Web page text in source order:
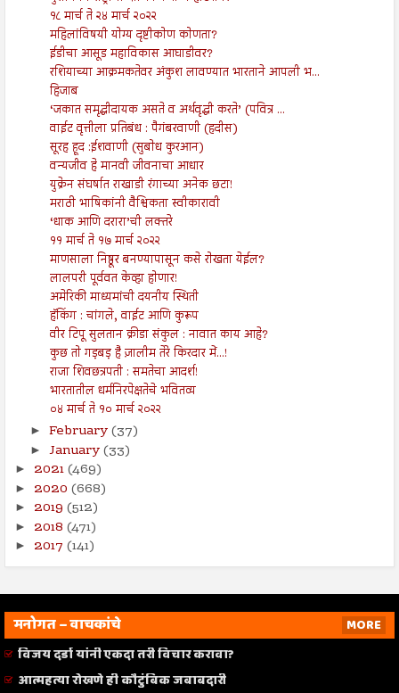
१८ मार्च ते २४ मार्च २०२२
महिलांविषयी योग्य दृष्टीकोण कोणता?
ईडीचा आसूड महाविकास आघाडीवर?
रशियाच्या आक्रमकतेवर अंकुश लावण्यात भारताने आपली भ...
हिजाब
‘जकात समृद्धीदायक असते व अर्थवृद्धी करते’ (पवित्र ...
वाईट वृत्तीला प्रतिबंध : पैगंबरवाणी (हदीस)
सूरह हूद :ईशवाणी (सुबोध कुरआन)
वन्यजीव हे मानवी जीवनाचा आधार
युक्रेन संघर्षात राखाडी रंगाच्या अनेक छटा!
मराठी भाषिकांनी वैश्विकता स्वीकारावी
‘धाक आणि दरारा’ची लक्तरे
११ मार्च ते १७ मार्च २०२२
माणसाला निष्ठूर बनण्यापासून कसे रोखता येईल?
लालपरी पूर्ववत केव्हा होणार!
अमेरिकी माध्यमांची दयनीय स्थिती
हॅकिंग : चांगले, वाईट आणि कुरूप
वीर टिपू सुलतान क्रीडा संकुल : नावात काय आहे?
कुछ तो गड़बड़ है ज़ालीम तेरे किरदार में...!
राजा शिवछत्रपती : समतेचा आदर्श!
भारतातील धर्मनिरपेक्षतेचे भवितव्य
०४ मार्च ते १० मार्च २०२२
► February(37)
► January(33)
► 2021(469)
► 2020 (668)
► 2019 (512)
► 2018 (471)
► 2017 (141)
मनोगत – वाचकांचे
MORE
विजय दर्डा यांनी एकदा तरी विचार करावा?
आत्महत्या रोखणे ही कौटुंबिक जबाबदारी